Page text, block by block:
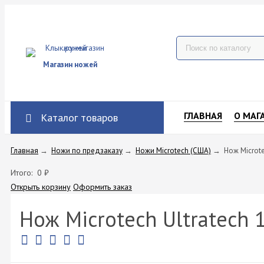
Магазин ножей
Каталог товаров ГЛАВНАЯ О
Главная → Ножи по предзаказу → Ножи Microtech (США) → Нож
Итого: 0 ₽
Открыть корзину Оформить заказ
Нож Microtech Ultratech